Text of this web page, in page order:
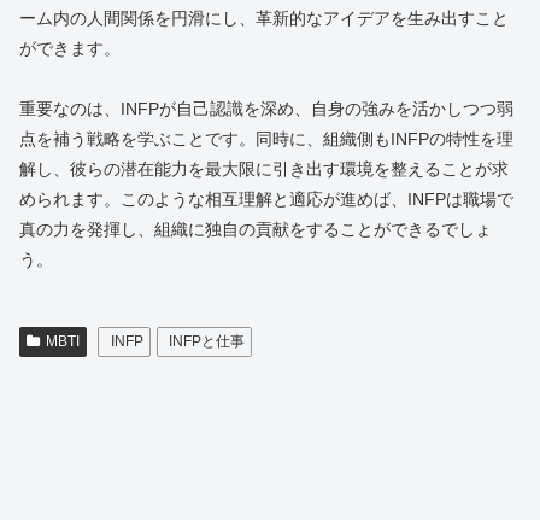
ーム内の人間関係を円滑にし、革新的なアイデアを生み出すこと
ができます。
重要なのは、INFPが自己認識を深め、自身の強みを活かしつつ弱
点を補う戦略を学ぶことです。同時に、組織側もINFPの特性を理
解し、彼らの潜在能力を最大限に引き出す環境を整えることが求
められます。このような相互理解と適応が進めば、INFPは職場で
真の力を発揮し、組織に独自の貢献をすることができるでしょ
う。
MBTI INFP INFPと仕事